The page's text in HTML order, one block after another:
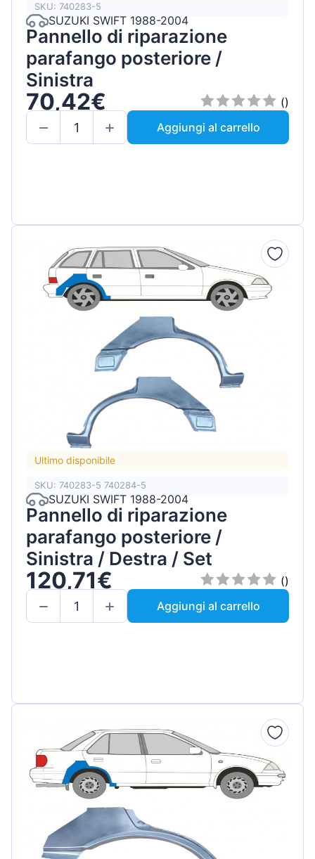
SKU: 740283-5
SUZUKI SWIFT 1988-2004
Pannello di riparazione
parafango posteriore /
Sinistra
70,42€
()
Aggiungi al carrello
Ultimo disponibile
SKU: 740283-5 740284-5
SUZUKI SWIFT 1988-2004
Pannello di riparazione
parafango posteriore /
Sinistra / Destra / Set
120,71€
()
Aggiungi al carrello